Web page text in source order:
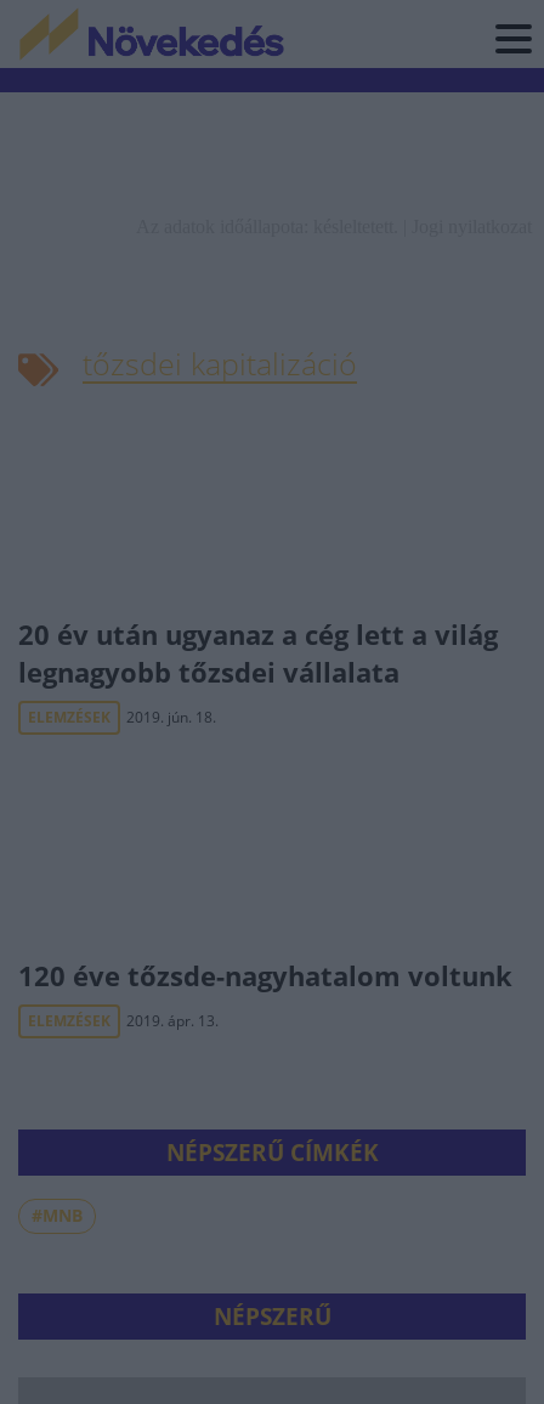
tőzsdei kapitalizáció
20 év után ugyanaz a cég lett a világ
legnagyobb tőzsdei vállalata
ELEMZÉSEK 2019. jún. 18.
120 éve tőzsde-nagyhatalom voltunk
ELEMZÉSEK 2019. ápr. 13.
NÉPSZERŰ CÍMKÉK
#MNB
NÉPSZERŰ